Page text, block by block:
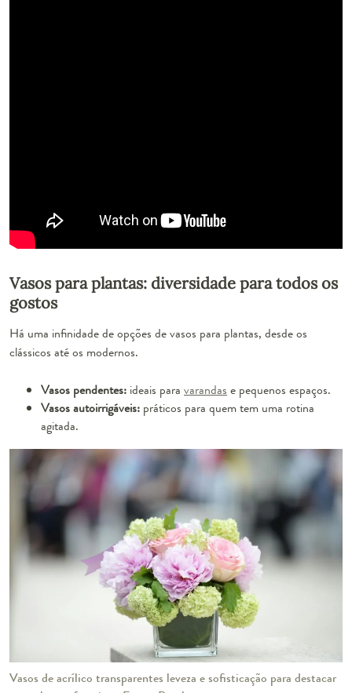
Vasos para plantas: diversidade para todos os
gostos
Há uma infinidade de opções de vasos para plantas, desde os
clássicos até os modernos.
Vasos pendentes: ideais para varandas e pequenos espaços.
Vasos autoirrigáveis: práticos para quem tem uma rotina
agitada.
Vasos de acrílico transparentes leveza e sofisticação para destacar